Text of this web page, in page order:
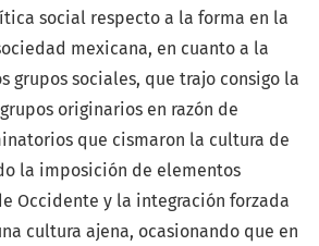
social respecto a la forma en la
mexicana, en cuanto a la
grupos sociales, que trajo consigo la
originarios en razón de
que cismaron la cultura de
la imposición de elementos
Occidente y la integración forzada
cultura ajena, ocasionando que en